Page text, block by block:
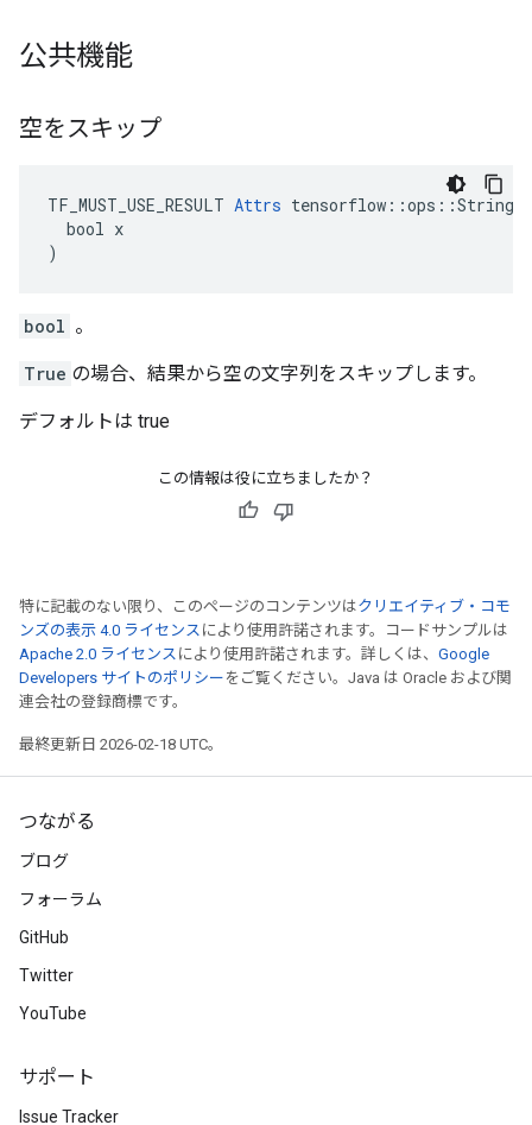
公共機能
空をスキップ
TF_MUST_USE_RESULT Attrs
  bool x
)
bool 。
True の場合、結果から空の文字列をスキップします。
デフォルトは true
この情報は役に立ちましたか？
特に記載のない限り、このページのコンテンツはクリエイティブ・コモ
ンズの表示 4.0 ライセンス により使用許諾されます。コードサンプルは
Apache 2.0 ライセンス により使用許諾されます。詳しくは、 Google
Developers サイトのポリシー をご覧ください。Java は Oracle および関
連会社の登録商標です。
最終更新日 2026-02-18 UTC。
つながる
ブログ
フォーラム
GitHub
Twitter
YouTube
サポート
Issue Tracker